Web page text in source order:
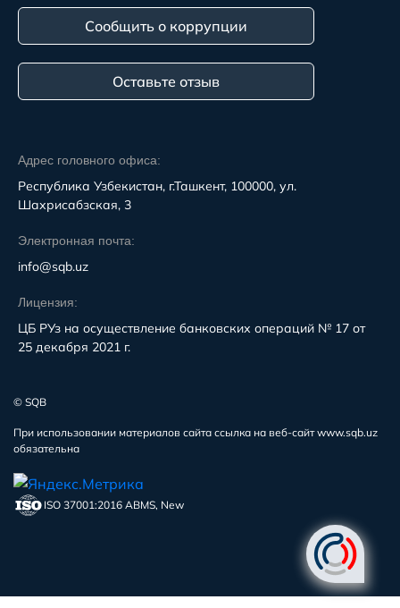
Адрес головного офиса:
Республика Узбекистан, г.Ташкент, 100000, ул.
Шахрисабзская, 3
Электронная почта:
info@sqb.uz
Лицензия:
ЦБ РУз на осуществление банковских операций № 17 от
25 декабря 2021 г.
Сообщить о коррупции
Оставьте отзыв
© SQB
При использовании материалов сайта ссылка на веб-сайт www.sqb.uz
обязательна
ISO 37001:2016 ABMS, New